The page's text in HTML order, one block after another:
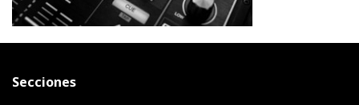
Secciones